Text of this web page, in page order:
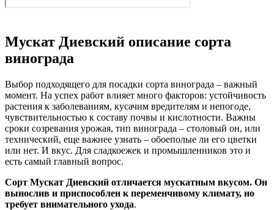
Мускат Диевский описание сорта
винограда
Выбор подходящего для посадки сорта винограда – важный
момент. На успех работ влияет много факторов: устойчивость
растения к заболеваниям, кусачим вредителям и непогоде,
чувствительностью к составу почвы и кислотности. Важны
сроки созревания урожая, тип винограда – столовый он, или
технический, еще важнее узнать – обоеполые ли его цветки
или нет. И вкус. Для сладкоежек и промышленников это и
есть самый главный вопрос.
Сорт Мускат Диевский отличается мускатным вкусом. Он
вынослив и приспособлен к переменчивому климату, но
требует внимательного ухода.